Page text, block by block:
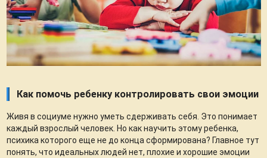
Как помочь ребенку контролировать свои эмоции
Живя в социуме нужно уметь сдерживать себя. Это понимает
каждый взрослый человек. Но как научить этому ребенка,
психика которого еще не до конца сформирована? Главное тут
понять, что идеальных людей нет, плохие и хорошие эмоции